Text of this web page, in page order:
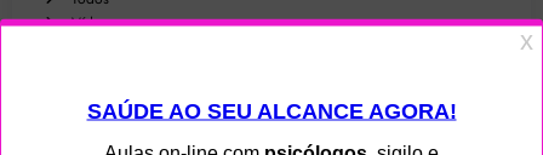
Vídeo
Publicações